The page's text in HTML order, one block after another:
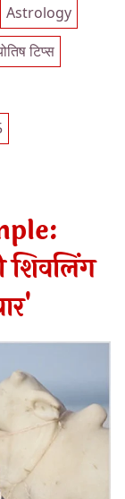
Astrology
टिप्स
शिवलिंग